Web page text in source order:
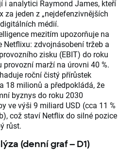
i analytici Raymond James, kteří
za jeden z „nejdefenzivnějších
médií.
mezitím upozorňuje na
Netflixu: zdvojnásobení tržeb a
zisku (EBIT) do roku
provozní marží na úrovni 40 %.
roční čistý přírůstek
18 milionů a předpokládá, že
byznys do roku 2030
ve výši 9 miliard USD (cca 11 %
což staví Netflix do silné pozice
růst.
(denní graf – D1)